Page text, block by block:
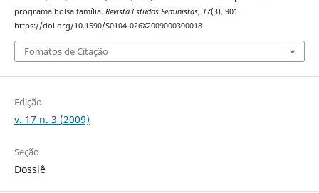
programa bolsa família. Revista Estudos Feministas, 17(3), 901.
https://doi.org/10.1590/S0104-026X2009000300018
Fomatos de Citação
Edição
v. 17 n. 3 (2009)
Seção
Dossiê